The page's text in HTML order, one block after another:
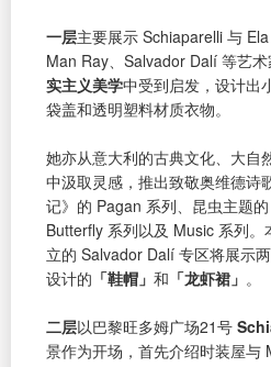
一层主要展示 Schiaparelli 与
Man Ray、Salvador Dalí 等艺
实主义美学中受到启发，设计出
袋盖和透明塑料材质衣物。
她亦从意大利的古典文化、大自
中汲取灵感，推出致敬奥维德诗
记》的 Pagan 系列、昆虫主题的
Butterfly 系列以及 Music 系列。
立的 Salvador Dalí 专区将展示
设计的 「鞋帽」 和 「龙虾裙」 。
二层以巴黎旺多姆广场21号
景作为开场，首先介绍时装屋与